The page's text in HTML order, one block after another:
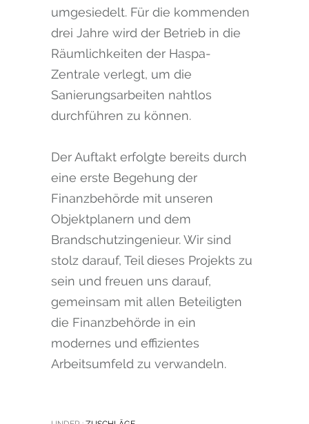
umgesiedelt. Für die kommenden
drei Jahre wird der Betrieb in die
Räumlichkeiten der Haspa-
Zentrale verlegt, um die
Sanierungsarbeiten nahtlos
durchführen zu können.
Der Auftakt erfolgte bereits durch
eine erste Begehung der
Finanzbehörde mit unseren
Objektplanern und dem
Brandschutzingenieur. Wir sind
stolz darauf, Teil dieses Projekts zu
sein und freuen uns darauf,
gemeinsam mit allen Beteiligten
die Finanzbehörde in ein
modernes und effizientes
Arbeitsumfeld zu verwandeln.